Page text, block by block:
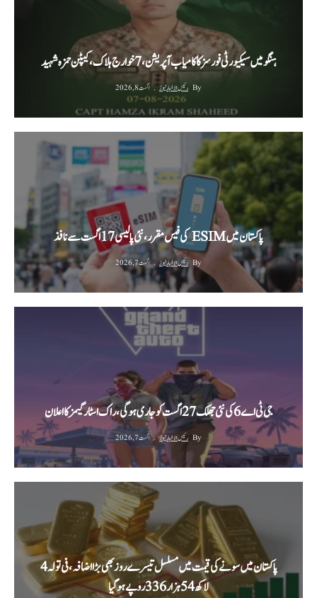
ہنگو میں سیکیورٹی فورسز کا کامیاب آپریشن، 7 خوارج ہلاک، کیپٹن حمزہ شہید
By رئیس الاخبار نیوز اگست 8, 2026
پاکستان میں ESIM کی فیس مقرر، نئی پالیسی 17 اگست سے نافذ
By رئیس الاخبار نیوز اگست 7, 2026
جی ٹی اے 6 کی نئی جھلک 27 اگست کو جاری ہوگی، راک اسٹار گیمز کا اعلان
By رئیس الاخبار نیوز اگست 7, 2026
پاکستان میں سونے کی قیمت میں مسلسل تیسرے روز بھی بڑا اضافہ، فی تولہ 4
لاکھ 54 ہزار 336 روپے ہوگیا